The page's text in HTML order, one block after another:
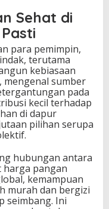
Sehat di
para pemimpin,
terutama
kebiasaan
mengenal sumber
pada
kecil terhadap
di dapur
pilihan serupa
hubungan antara
harga pangan
kemampuan
murah dan bergizi
seimbang. Ini